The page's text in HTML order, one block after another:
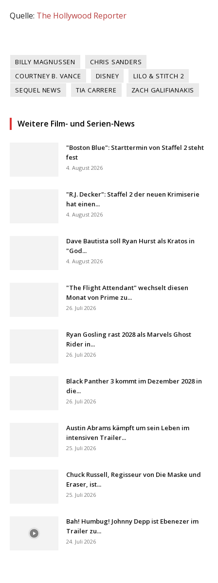
Quelle: The Hollywood Reporter
BILLY MAGNUSSEN
CHRIS SANDERS
COURTNEY B. VANCE
DISNEY
LILO & STITCH 2
SEQUEL NEWS
TIA CARRERE ZACH GALIFIANAKIS
Weitere Film- und Serien-News
"Boston Blue": Starttermin von Staffel 2 steht
fest
4. August 2026
"R.J. Decker": Staffel 2 der neuen Krimiserie
hat einen...
4. August 2026
Dave Bautista soll Ryan Hurst als Kratos in
"God...
4. August 2026
"The Flight Attendant" wechselt diesen
Monat von Prime zu...
26. Juli 2026
Ryan Gosling rast 2028 als Marvels Ghost
Rider in...
26. Juli 2026
Black Panther 3 kommt im Dezember 2028 in
die...
26. Juli 2026
Austin Abrams kämpft um sein Leben im
intensiven Trailer...
25. Juli 2026
Chuck Russell, Regisseur von Die Maske und
Eraser, ist...
25. Juli 2026
Bah! Humbug! Johnny Depp ist Ebenezer im
Trailer zu...
24. Juli 2026